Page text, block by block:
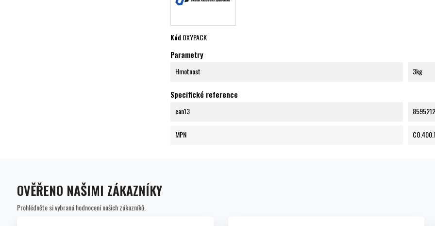
KódOXYPACK
Parametry
Hmotnost 3kg
Specifické reference
ean13
MPN
OVĚŘENO NAŠIMI ZÁKAZNÍKY
Prohlédněte si vybraná hodnocení našich zákazníků.